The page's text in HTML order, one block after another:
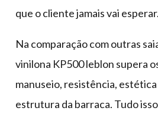
que o cliente jamais vai esperar.
Na comparação com outras
vinilona KP500 leblon supera
manuseio, resistência, estética
estrutura da barraca. Tudo